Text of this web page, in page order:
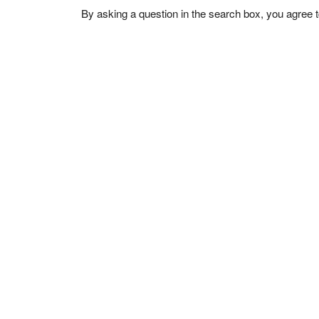
By asking a question in the search box, you agree